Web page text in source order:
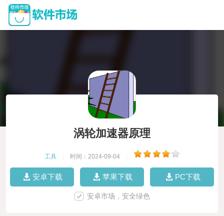
涡轮加速器原理
工具 时间：2024-09-04
安卓下载 苹果下载 PC下载
安卓市场，安全绿色